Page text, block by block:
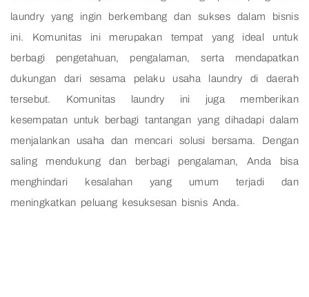
laundry yang ingin berkembang dan sukses dalam bisnis
ini. Komunitas ini merupakan tempat yang ideal untuk
berbagi pengetahuan, pengalaman, serta mendapatkan
dukungan dari sesama pelaku usaha laundry di daerah
tersebut. Komunitas laundry ini juga memberikan
kesempatan untuk berbagi tantangan yang dihadapi dalam
menjalankan usaha dan mencari solusi bersama. Dengan
saling mendukung dan berbagi pengalaman, Anda bisa
menghindari kesalahan yang umum terjadi dan
meningkatkan peluang kesuksesan bisnis Anda.